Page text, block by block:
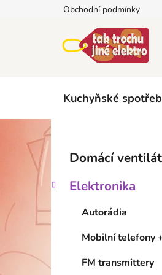
Obchodní podmínky
Kuchyňské
s
r
a
n
Přeskočit
kategorie
e
o
r
Domácí
Elektronika
Autorádia
Mobilní telefony
FM transmittery